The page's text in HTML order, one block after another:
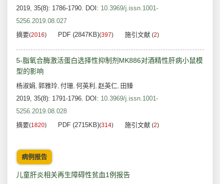
2019, 35(8): 1786-1790. DOI: 10.3969/j.issn.1001-
5256.2019.08.027
摘要(2016) PDF (2847KB)(397) 施引文献 (2)
5-脂氧合酶激活蛋白选择性抑制剂MK886对酒精性肝病小鼠模
型的影响
杨淑娟, 郭雅玲, 付珊, 何英利 , 赵英仁, 田臻
2019, 35(8): 1791-1796. DOI: 10.3969/j.issn.1001-
5256.2019.08.028
摘要(1820) PDF (2715KB)(314) 施引文献 (2)
病例报告
儿童肝炎相关再生障碍性贫血1例报告